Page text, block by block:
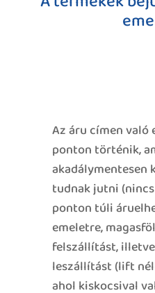
Az áru címen való
ponton történik,
akadálymentesen
tudnak jutni
ponton túli
emeletre,
felszállítást,
leszállítást (lift
ahol kiskocsival